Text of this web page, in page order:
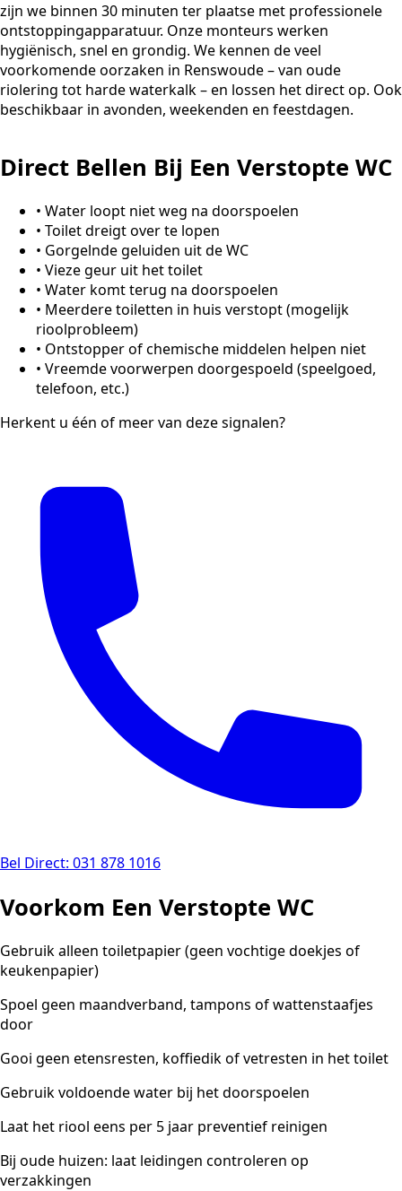
zijn we binnen 30 minuten ter plaatse met professionele
ontstoppingapparatuur. Onze monteurs werken
hygiënisch, snel en grondig. We kennen de veel
voorkomende oorzaken in Renswoude – van oude
riolering tot harde waterkalk – en lossen het direct op. Ook
beschikbaar in avonden, weekenden en feestdagen.
Direct Bellen Bij Een Verstopte WC
• Water loopt niet weg na doorspoelen
• Toilet dreigt over te lopen
• Gorgelnde geluiden uit de WC
• Vieze geur uit het toilet
• Water komt terug na doorspoelen
• Meerdere toiletten in huis verstopt (mogelijk
rioolprobleem)
• Ontstopper of chemische middelen helpen niet
• Vreemde voorwerpen doorgespoeld (speelgoed,
telefoon, etc.)
Herkent u één of meer van deze signalen?
Bel Direct: 031 878 1016
Voorkom Een Verstopte WC
Gebruik alleen toiletpapier (geen vochtige doekjes of
keukenpapier)
Spoel geen maandverband, tampons of wattenstaafjes
door
Gooi geen etensresten, koffiedik of vetresten in het toilet
Gebruik voldoende water bij het doorspoelen
Laat het riool eens per 5 jaar preventief reinigen
Bij oude huizen: laat leidingen controleren op
verzakkingen